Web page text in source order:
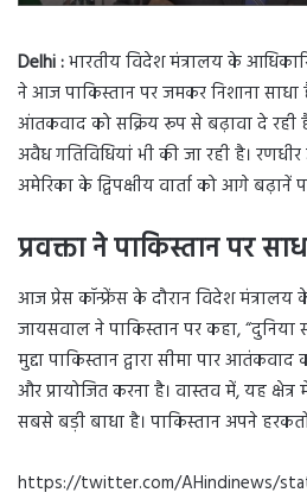
Delhi :भारतीय विदेश मंत्रालय के
ने आज पाकिस्तान पर जमकर निशाना साधा
आंतकवाद को सक्रिय रूप से बढ़ावा दे रही
अवैध गतिविधियां भी की जा रही है।
अमेरिका के द्विपक्षीय वार्ता को आगे बढ़ानें
प्रवक्ता ने पाकिस्तान पर
आज प्रेस कॉन्फ्रेंस के दौरान विदेश मंत्रालय
जायसवाल ने पाकिस्तान पर कहा,
मुद्दा पाकिस्तान द्वारा सीमा पार
और प्रायोजित करना है। वास्तव में, यह
सबसे बड़ी बाधा है। पाकिस्तान अपने
https://twitter.com/AHindinews/